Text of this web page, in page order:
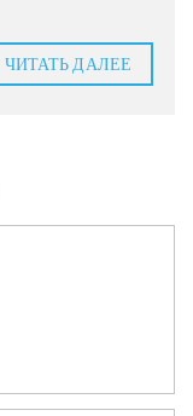
ЧИТАТЬ ДАЛЕЕ